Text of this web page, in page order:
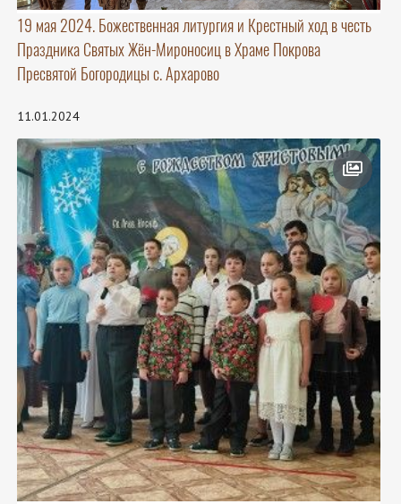
19 мая 2024. Божественная литургия и Крестный ход в честь
Праздника Святых Жён-Мироносиц в Храме Покрова
Пресвятой Богородицы с. Архарово
11.01.2024